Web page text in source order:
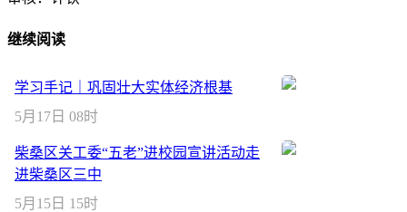
继续阅读
学习手记｜巩固壮大实体经济根基
5月17日 08时
柴桑区关工委“五老”进校园宣讲活动走
进柴桑区三中
5月15日 15时